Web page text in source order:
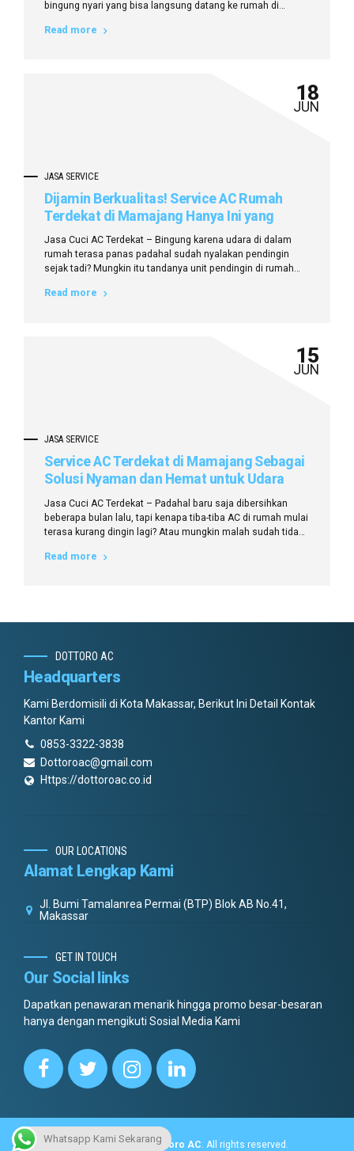
bingung nyari yang bisa langsung datang ke rumah di
lagi karena sudah ada service AC panggilan terdekat di
Read more
JASA SERVICE
18
JUN
Dijamin Berkualitas! Service AC Rumah
Terdekat di Mamajang Hanya Ini yang
Terbaik
Jasa Cuci AC Terdekat – Bingung karena udara di dalam
rumah terasa panas padahal sudah nyalakan pendingin
sejak tadi? Mungkin itu tandanya unit pendingin di rumah
diperbaiki. Nah, bagi Anda yang tinggal di kawasan
Read more
JASA SERVICE
15
JUN
Service AC Terdekat di Mamajang Sebagai
Solusi Nyaman dan Hemat untuk Udara
Sejuk di Rumah Anda
Jasa Cuci AC Terdekat – Padahal baru saja dibersihkan
beberapa bulan lalu, tapi kenapa tiba-tiba AC di rumah mulai
terasa kurang dingin lagi? Atau mungkin malah sudah tidak
Mamajang yang kadang bikin gerah maksimal, masalah
Read more
DOTTORO AC
Headquarters
Kami Berdomisili di Kota Makassar, Berikut Ini Detail Kontak
Kantor Kami
0853-3322-3838
Dottoroac@gmail.com
Https://dottoroac.co.id
OUR LOCATIONS
Alamat Lengkap Kami
Jl. Bumi Tamalanrea Permai (BTP) Blok AB No.41,
Makassar
GET IN TOUCH
Our Social links
Dapatkan penawaran menarik hingga promo besar-besaran
hanya dengan mengikuti Sosial Media Kami
Copyright © 2022.Dottoro AC. All rights reserved.
Whatsapp Kami Sekarang